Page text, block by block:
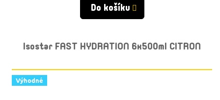
Do košíku
Isostar FAST HYDRATION 6x500ml CITRON
Výhodné